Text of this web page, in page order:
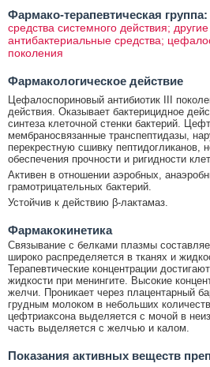
Фармако-терапевтическая группа:
средства системного действия;
антибактериальные средства;
поколения
Фармакологическое действие
Цефалоспориновый антибиотик III
действия. Оказывает бактерицидное
синтеза клеточной стенки бактерий.
мембраносвязанные транспептидазы,
перекрестную сшивку пептидогликанов,
обеспечения прочности и ригидности
Активен в отношении аэробных,
грамотрицательных бактерий.
Устойчив к действию β-лактамаз.
Фармакокинетика
Связывание с белками плазмы
широко распределяется в тканях и
Терапевтические концентрации
жидкости при менингите. Высокие
желчи. Проникает через плацентарный
грудным молоком в небольших
цефтриаксона выделяется с мочой в
часть выделяется с желчью и калом.
Показания активных веществ